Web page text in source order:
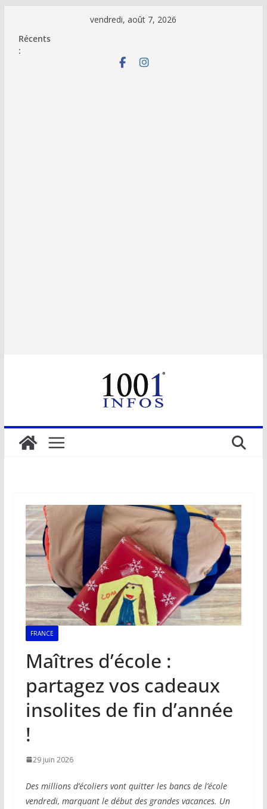
contenu
vendredi, août 7, 2026
Récents
:
FRANCE
Maîtres d’école :
partagez vos cadeaux
insolites de fin d’année
!
29 juin 2026
Des millions d’écoliers vont quitter les bancs de l’école
vendredi, marquant le début des grandes vacances. Un